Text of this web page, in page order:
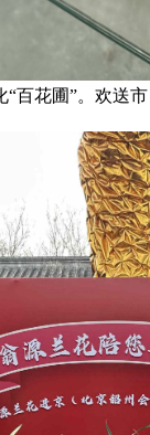
百花圃”。欢送市